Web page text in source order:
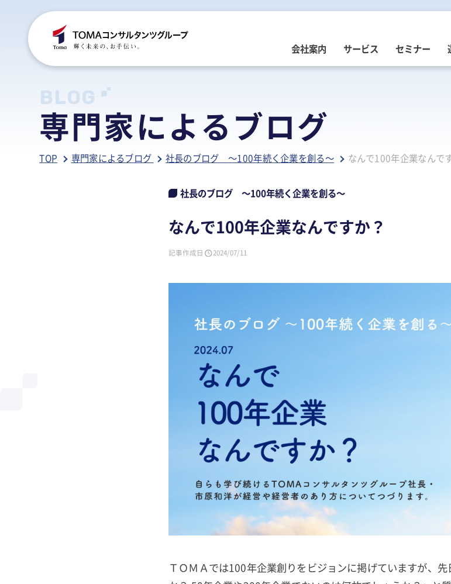
会社案内
ご挨拶
グループ企業 採用情報
サービス
税務・会計・監査
国際税務・海外進出 経営・財務・企業
人事・労務
相続
セミナー
経営・財務
人事・労務 組織・人材開発
事業承継・相続
税務・会計ブログ
行政書士業務ブログ 事業承継ブログ
人事・労務ブログ
相続ブログ
BLOG
専門家によるブログ
TOP 専門家によるブログ 社長のブログ ～100年続く企業を創る～ なんで100年企業なんで
社長のブログ ～100年続く企業を創る～
なんで100年企業なんですか？
記事作成日 2024/07/11
ＴＯＭＡでは100年企業創りをビジョンに掲げていますが、